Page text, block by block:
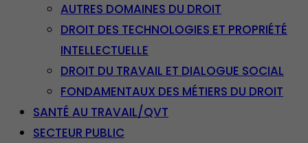
AUTRES DOMAINES DU DROIT
DROIT DES TECHNOLOGIES ET PROPRIÉTÉ
INTELLECTUELLE
DROIT DU TRAVAIL ET DIALOGUE SOCIAL
FONDAMENTAUX DES MÉTIERS DU DROIT
SANTÉ AU TRAVAIL/QVT
SECTEUR PUBLIC